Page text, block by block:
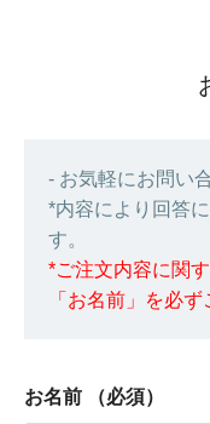
- お気軽にお問い
*内容により回答
す。
*ご注文内容に関
「お名前」を必ず
お名前 （必須）